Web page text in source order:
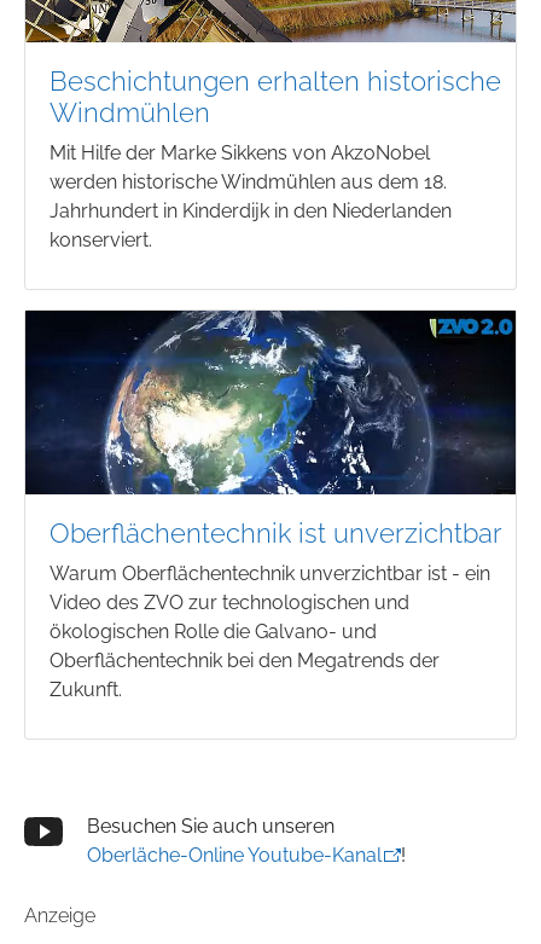
Beschichtungen erhalten historische
Windmühlen
Mit Hilfe der Marke Sikkens von AkzoNobel
werden historische Windmühlen aus dem 18.
Jahrhundert in Kinderdijk in den Niederlanden
konserviert.
Oberflächentechnik ist unverzichtbar
Warum Oberflächentechnik unverzichtbar ist - ein
Video des ZVO zur technologischen und
ökologischen Rolle die Galvano- und
Oberflächentechnik bei den Megatrends der
Zukunft.
Besuchen Sie auch unseren
Oberläche-Online Youtube-Kanal
!
Anzeige